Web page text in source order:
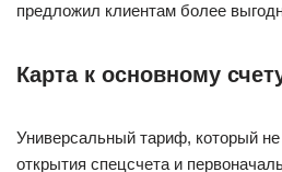
предложил клиентам более
Карта к основному
Универсальный тариф, который
открытия спецсчета и